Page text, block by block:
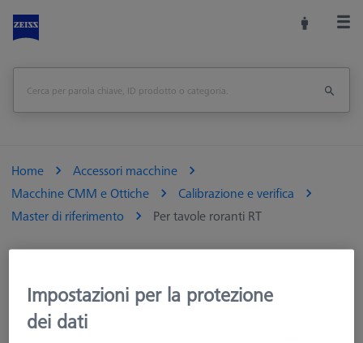
Home
Accessori macchine
Macchine CMM e Ottiche
Calibrazione e verifica
Master di riferimento
Per tavole roranti RT
Per tavole roranti RT
Impostazioni per la protezione
dei dati